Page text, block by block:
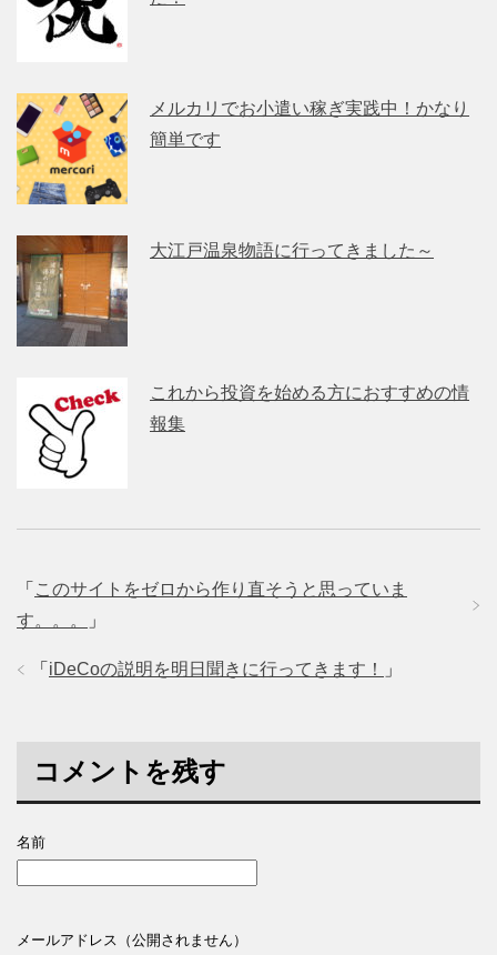
メルカリでお小遣い稼ぎ実践中！かなり
簡単です
大江戸温泉物語に行ってきました～
これから投資を始める方におすすめの情
報集
「 このサイトをゼロから作り直そうと思っていま
す。。。
」
「 iDeCoの説明を明日聞きに行ってきます！ 」
コメントを残す
名前
メールアドレス（公開されません）